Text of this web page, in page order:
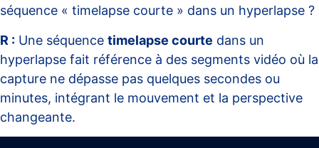
séquence « timelapse courte » dans un hyperlapse ?
R : Une séquence timelapse courte dans un
hyperlapse fait référence à des segments vidéo où la
capture ne dépasse pas quelques secondes ou
minutes, intégrant le mouvement et la perspective
changeante.